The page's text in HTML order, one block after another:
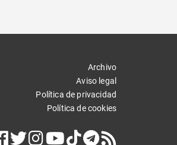
Archivo
Aviso legal
Política de privacidad
Política de cookies